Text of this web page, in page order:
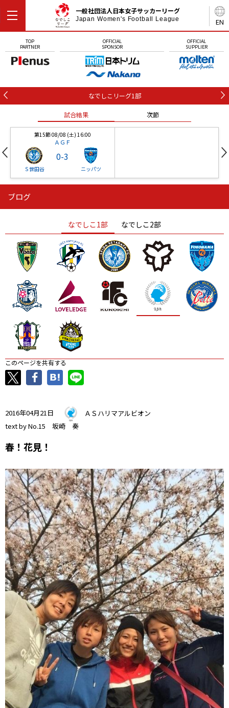
EN
一般社団法人日本女子サッカーリーグ
Japan Women's Football League
TOP
PARTNER
OFFICIAL
SPONSOR
OFFICIAL
SUPPLIER
なでしこリーグ1部
試合結果 次節
第15節 08/08 (土) 16:00
ＡＧＦ
Ｓ世田谷
0-3
ニッパツ
ニッパツ
ニッパツ 名古屋
石人の星
静岡 愛媛Ｌ
ブログ
なでしこ1部 なでしこ2部
このページを共有する
2016年04月21日
ＡＳハリマアルビオン
text by No.15 坂崎 奏
春！花見！